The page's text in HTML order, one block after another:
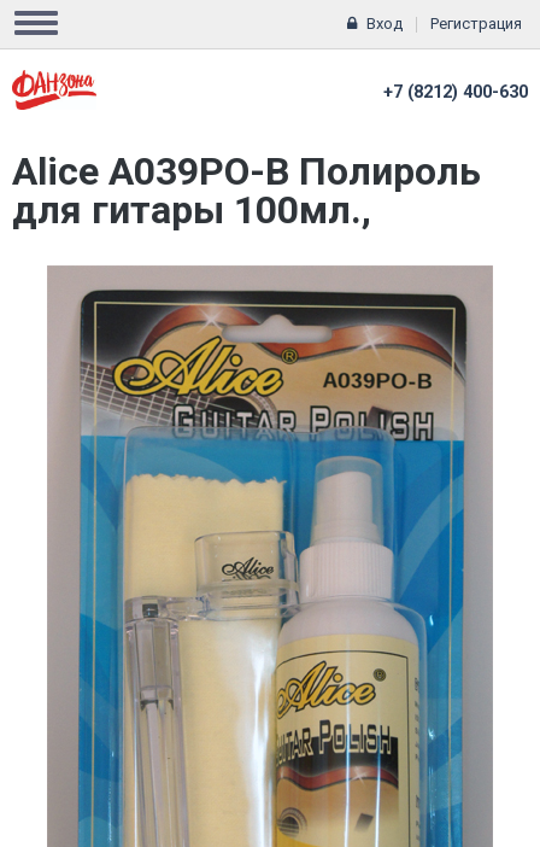
Вход Регистрация
+7 (8212) 400-630
Alice A039PO-B Полироль
для гитары 100мл.,